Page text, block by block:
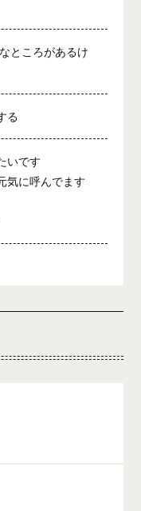
ところがあるけ
る
いです
気に呼んでます